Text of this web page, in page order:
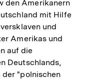
den Amerikanern
mit Hilfe
und
Amerikas und
auf die
Deutschlands,
der "polnischen